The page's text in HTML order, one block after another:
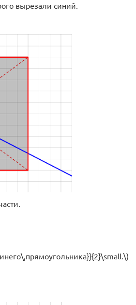
вырезали синий.